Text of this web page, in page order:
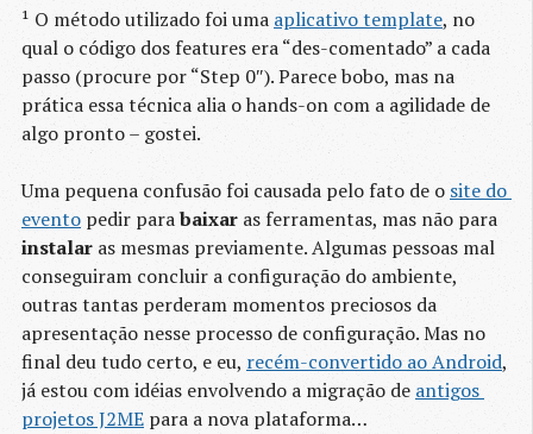
¹ O método utilizado foi uma aplicativo template, no
qual o código dos features era “des-comentado” a cada
passo (procure por “Step 0″). Parece bobo, mas na
prática essa técnica alia o hands-on com a agilidade de
algo pronto – gostei.
Uma pequena confusão foi causada pelo fato de o site do
evento pedir parabaixar as ferramentas, mas não para
instalar as mesmas previamente. Algumas pessoas mal
conseguiram concluir a configuração do ambiente,
outras tantas perderam momentos preciosos da
apresentação nesse processo de configuração. Mas no
final deu tudo certo, e eu, recém-convertido ao Android,
já estou com idéias envolvendo a migração de antigos
projetos J2ME para a nova plataforma…